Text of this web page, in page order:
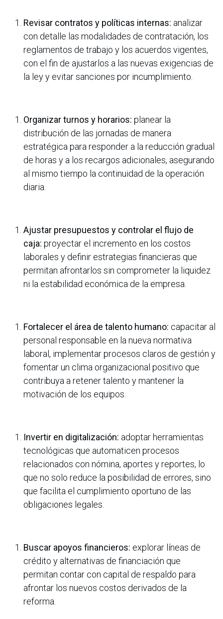
Revisar contratos y políticas internas: analizar
con detalle las modalidades de contratación, los
reglamentos de trabajo y los acuerdos vigentes,
con el fin de ajustarlos a las nuevas exigencias de
la ley y evitar sanciones por incumplimiento.
Organizarturnos y horarios: planear la
distribución de las jornadas de manera
estratégica para responder a la reducción gradual
de horas y a los recargos adicionales, asegurando
al mismo tiempo la continuidad de la operación
diaria.
Ajustar presupuestos y controlar el flujo de
caja: proyectar el incremento en los costos
laborales y definir estrategias financieras que
permitan afrontarlos sin comprometer la liquidez
ni la estabilidad económica de la empresa.
Fortalecer el área de talento humano: capacitar al
personal responsable en la nueva normativa
laboral, implementar procesos claros de gestión y
fomentar un clima organizacional positivo que
contribuya a retener talento y mantener la
motivación de los equipos.
Invertir en digitalización: adoptar herramientas
tecnológicas que automaticen procesos
relacionados con nómina, aportes y reportes, lo
que no solo reduce la posibilidad de errores, sino
que facilita el cumplimiento oportuno de las
obligaciones legales.
Buscar apoyos financieros: explorar líneas de
crédito y alternativas de financiación que
permitan contar con capital de respaldo para
afrontar los nuevos costos derivados de la
reforma.